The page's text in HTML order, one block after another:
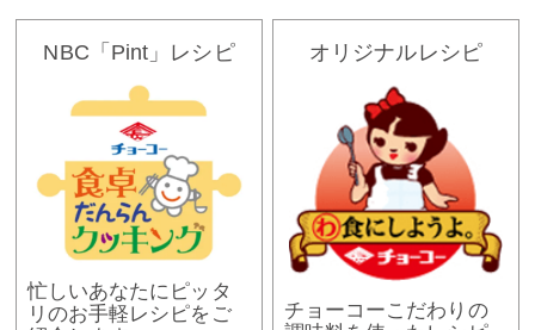
NBC「Pint」レシピ
忙しいあなたにピッタ
リのお手軽レシピをご
オリジナルレシピ
チョーコーこだわりの